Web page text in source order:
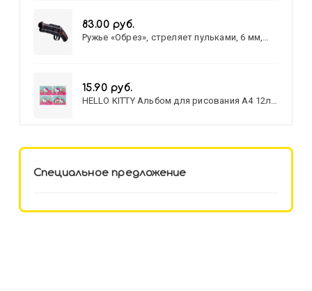
83.00 руб.
Ружье «Обрез», стреляет пульками, 6 мм,
15.90 руб.
HELLO KITTY Альбом для рисования А4 12л.
Специальное предложение